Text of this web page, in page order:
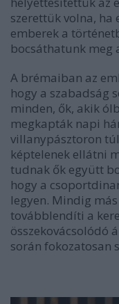
szerettük volna, ha
emberek a
bocsáthatunk meg
A brémaiban az
hogy a szabadság
minden, ők, akik
megkapták napi
villanypásztoron
képtelenek ellátni
tudnak ők együtt
hogy a
legyen. Mindig
továbblendíti a
összekovácsolódó
során fokozatosan